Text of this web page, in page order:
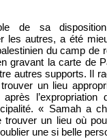
de sa
les autres, a été
du camp de
gravant la carte de
autres supports. Il
un lieu
« Samah a
trouver un lieu où
une si belle